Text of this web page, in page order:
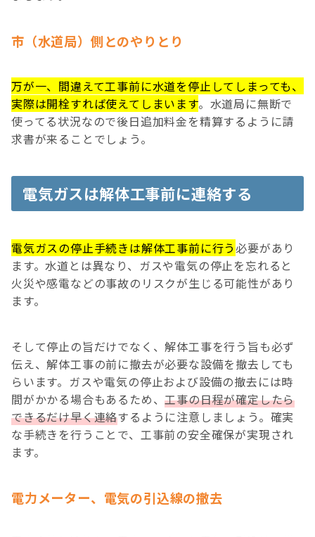
市（水道局）側とのやりとり
万が一、間違えて工事前に水道を停止してしまっても、
実際は開栓すれば使えてしまいます。水道局に無断で
使ってる状況なので後日追加料金を精算するように請
求書が来ることでしょう。
電気ガスは解体工事前に連絡する
電気ガスの停止手続きは解体工事前に行う必要があり
ます。水道とは異なり、ガスや電気の停止を忘れると
火災や感電などの事故のリスクが生じる可能性があり
ます。
そして停止の旨だけでなく、解体工事を行う旨も必ず
伝え、解体工事の前に撤去が必要な設備を撤去しても
らいます。ガスや電気の停止および設備の撤去には時
間がかかる場合もあるため、工事の日程が確定したら
できるだけ早く連絡するように注意しましょう。確実
な手続きを行うことで、工事前の安全確保が実現され
ます。
電力メーター、電気の引込線の撤去